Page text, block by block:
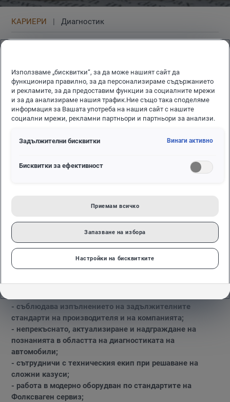
КАРИЕРИ Диагностик
служител на позицията "Диагностик на МПС".
Кратко описание на отговорностите:
- самостоятелно извършване на комплексна
– регистрира повреди, анализира причините за тях и
- съблюдава изпълнението на задължителните
стандарти на производителя и на компанията;
- непрекъснато, актуализиране и надграждане на
познанията в областта на диагностиката на
автомобили;
- сътрудничи с техническия екип при решаване на
сложни казуси;
- работа в модерно оборудван по стандартите на
Фолксваген сервиз;
Използваме „бисквитки“, за да може нашият сайт да
функционира правилно, за да персонализираме съдържанието
и рекламите, за да предоставим функции за социалните мрежи
и за да анализираме нашия трафик.Ние също така споделяме
информация за Вашата употреба на нашия сайт с нашите
социални мрежи, рекламни партньори и партньори за анализи.
Задължителни бисквитки Винаги активно
Бисквитки за ефективност
Приемам всичко
Запазване на избора
Настройки на бисквитките